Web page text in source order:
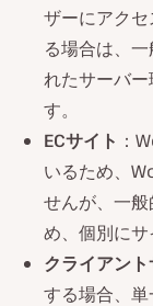
ザーにアク
る場合は、
れたサーバ
す。
ECサイト ：
いるため、
せんが、一
め、個別にサ
クライアント
する場合、